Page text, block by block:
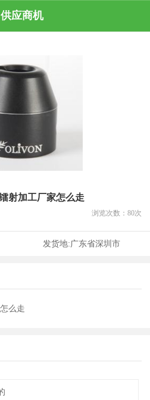
供应商机
射加工厂家怎么走
浏览次数： 80次
发货地:广东省深圳市
么走